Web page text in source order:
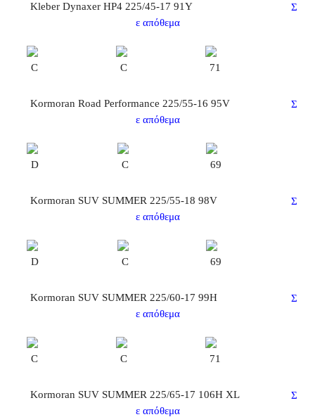
Kleber Dynaxer HP4 225/45-17 91Y
Σ
ε απόθεμα
C C 71
Kormoran Road Performance 225/55-16 95V
Σ
ε απόθεμα
D C 69
Kormoran SUV SUMMER 225/55-18 98V
Σ
ε απόθεμα
D C 69
Kormoran SUV SUMMER 225/60-17 99H
Σ
ε απόθεμα
C C 71
Kormoran SUV SUMMER 225/65-17 106H XL
Σ
ε απόθεμα